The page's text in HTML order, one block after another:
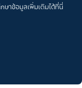
าข้อมูลเพิ่มเติมได้ที่นี่